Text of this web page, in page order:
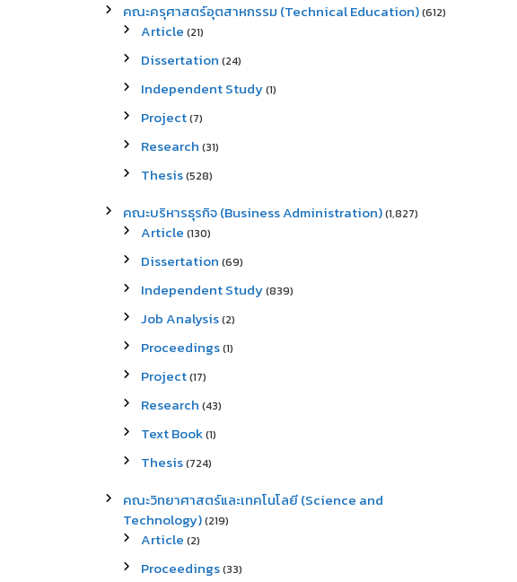
คณะครุศาสตร์อุตสาหกรรม (Technical Education)(612)
Article (21)
Dissertation (24)
Independent Study(1)
Project(7)
Research (31)
Thesis(528)
คณะบริหารธุรกิจ (Business Administration)(1,827)
Article (130)
Dissertation (69)
Independent Study(839)
Job Analysis(2)
Proceedings(1)
Project(17)
Research (43)
Text Book(1)
Thesis(724)
คณะวิทยาศาสตร์และเทคโนโลยี (Science and
Technology)(219)
Article (2)
Proceedings(33)